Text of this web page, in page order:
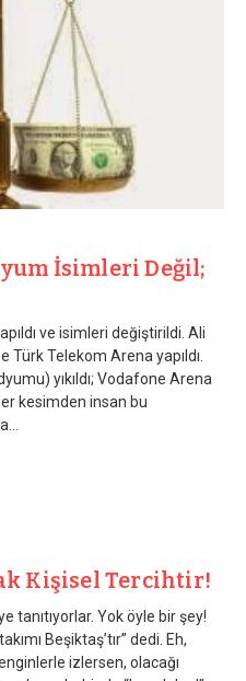
İsimleri Değil;
ve isimleri değiştirildi. Ali
Türk Telekom Arena yapıldı.
yıkıldı; Vodafone Arena
kesimden insan bu
Kişisel Tercihtir!
tanıtıyorlar. Yok öyle bir şey!
Beşiktaş’tır” dedi. Eh,
izlersen, olacağı